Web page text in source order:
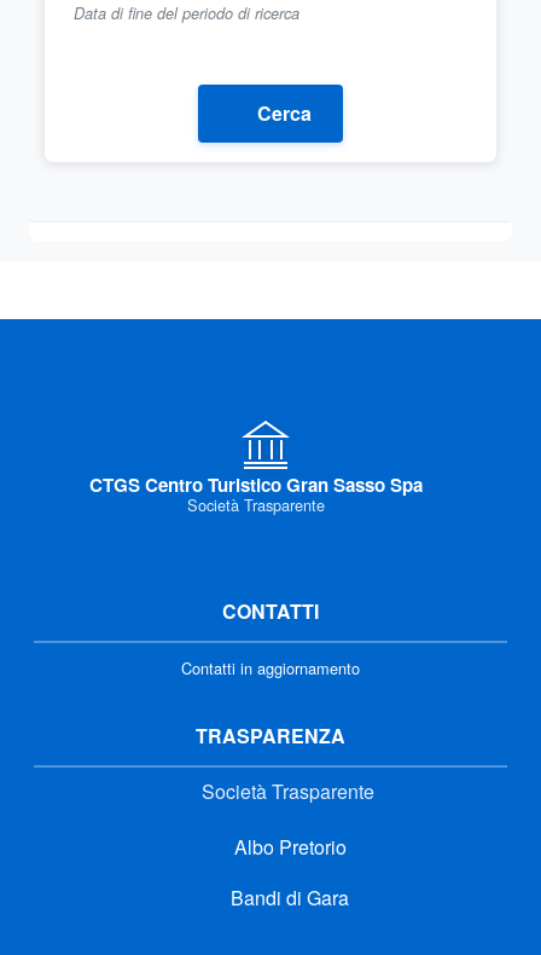
Data di fine del periodo di ricerca
Cerca
CTGS Centro Turistico Gran Sasso Spa
Società Trasparente
CONTATTI
Contatti in aggiornamento
TRASPARENZA
Società Trasparente
Albo Pretorio
Bandi di Gara